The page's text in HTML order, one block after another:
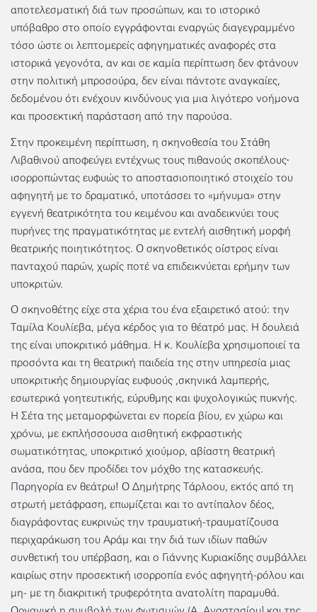
αποτελεσματική διά των προσώπων, και το ιστορικό
υπόβαθρο στο οποίο εγγράφονται εναργώς διαγεγραμμένο
τόσο ώστε οι λεπτομερείς αφηγηματικές αναφορές στα
ιστορικά γεγονότα, αν και σε καμία περίπτωση δεν φτάνουν
στην πολιτική μπροσούρα, δεν είναι πάντοτε αναγκαίες,
δεδομένου ότι ενέχουν κινδύνους για μια λιγότερο νοήμονα
και προσεκτική παράσταση από την παρούσα.
Στην προκειμένη περίπτωση, η σκηνοθεσία του Στάθη
Λιβαθινού αποφεύγει εντέχνως τους πιθανούς σκοπέλους∙
ισορροπώντας ευφυώς το αποστασιοποιητικό στοιχείο του
αφηγητή με το δραματικό, υποτάσσει το «μήνυμα» στην
εγγενή θεατρικότητα του κειμένου και αναδεικνύει τους
πυρήνες της πραγματικότητας με εντελή αισθητική μορφή
θεατρικής ποιητικότητος. Ο σκηνοθετικός οίστρος είναι
πανταχού παρών, χωρίς ποτέ να επιδεικνύεται ερήμην των
υποκριτών.
Ο σκηνοθέτης είχε στα χέρια του ένα εξαιρετικό ατού: την
Ταμίλα Κουλίεβα, μέγα κέρδος για το θέατρό μας. Η δουλειά
της είναι υποκριτικό μάθημα. Η κ. Κουλίεβα χρησιμοποιεί τα
προσόντα και τη θεατρική παιδεία της στην υπηρεσία μιας
υποκριτικής δημιουργίας ευφυούς ,σκηνικά λαμπερής,
εσωτερικά γοητευτικής, εύρυθμης και ψυχολογικώς πυκνής.
Η Σέτα της μεταμορφώνεται εν πορεία βίου, εν χώρω και
χρόνω, με εκπλήσσουσα αισθητική εκφραστικής
σωματικότητας, υποκριτικό χιούμορ, αβίαστη θεατρική
ανάσα, που δεν προδίδει τον μόχθο της κατασκευής.
Παρηγορία εν θεάτρω! Ο Δημήτρης Τάρλοου, εκτός από τη
στρωτή μετάφραση, επωμίζεται και το αντίπαλον δέος,
διαγράφοντας ευκρινώς την τραυματική-τραυματίζουσα
περιχαράκωση του Αράμ και την διά των ιδίων παθών
συνθετική του υπέρβαση, και ο Γιάννης Κυριακίδης συμβάλλει
καιρίως στην προσεκτική ισορροπία ενός αφηγητή-ρόλου και
μη- με τη διακριτική τρυφερότητα ανατολίτη παραμυθά.